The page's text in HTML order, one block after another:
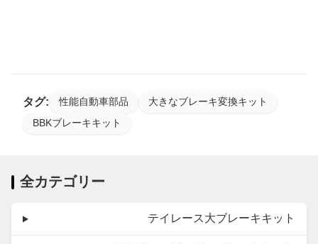
タグ: 性能自動車部品
大きなブレーキ変換キット
BBKブレーキキット
全カテゴリー
テイレース大ブレーキキット